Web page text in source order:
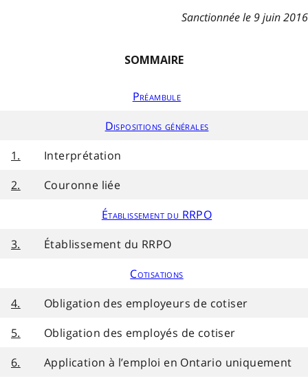
Sanctionnée le 9 juin 2016
SOMMAIRE
Préambule
Dispositions générales
1.
Interprétation
2.
Couronne liée
Établissement du RRPO
3.
Établissement du RRPO
Cotisations
4.
Obligation des employeurs de cotiser
5.
Obligation des employés de cotiser
6.
Application à l’emploi en Ontario uniquement